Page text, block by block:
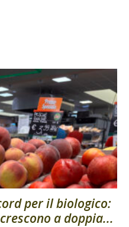
per il biologico:
a doppia...